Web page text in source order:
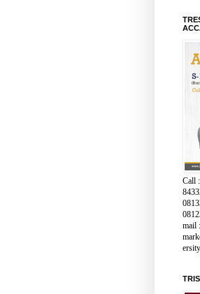
Call
mail :